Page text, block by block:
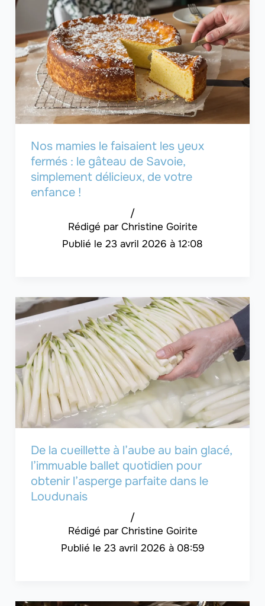
Nos mamies le faisaient les yeux
fermés : le gâteau de Savoie,
simplement délicieux, de votre
enfance !
Christine Goirite
/
23 avril 2026 à 12:08
De la cueillette à l’aube au bain glacé,
l’immuable ballet quotidien pour
obtenir l’asperge parfaite dans le
Loudunais
Christine Goirite
/
23 avril 2026 à 08:59